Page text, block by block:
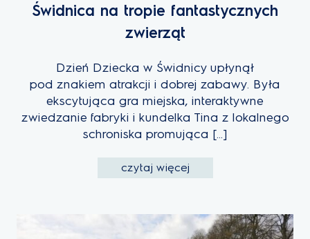
Świdnica na tropie fantastycznych
zwierząt
Dzień Dziecka w Świdnicy upłynął
pod znakiem atrakcji i dobrej zabawy. Była
ekscytująca gra miejska, interaktywne
zwiedzanie fabryki i kundelka Tina z lokalnego
schroniska promująca […]
czytaj więcej